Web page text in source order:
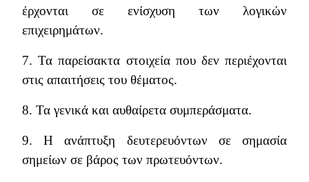
έρχονται σε ενίσχυση των λογικών
επιχειρημάτων.
7. Τα παρείσακτα στοιχεία που δεν περιέχονται
στις απαιτήσεις του θέματος.
8. Τα γενικά και αυθαίρετα συμπεράσματα.
9. Η ανάπτυξη δευτερευόντων σε σημασία
σημείων σε βάρος των πρωτευόντων.